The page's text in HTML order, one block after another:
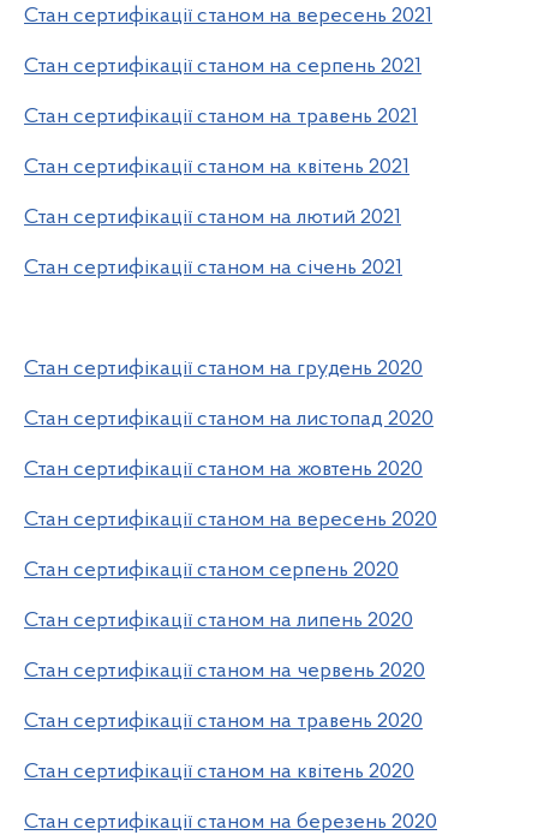
Стан сертифікації станом на вересень 2021
Стан сертифікації станом на серпень 2021
Стан сертифікації станом на травень 2021
Стан сертифікації станом на квітень 2021
Стан сертифікації станом на лютий 2021
Стан сертифікації станом на січень 2021
Стан сертифікації станом на грудень 2020
Стан сертифікації станом на листопад 2020
Стан сертифікації станом на жовтень 2020
Стан сертифікації станом на вересень 2020
Стан сертифікації станом серпень 2020
Стан сертифікації станом на липень 2020
Стан сертифікації станом на червень 2020
Стан сертифікації станом на травень 2020
Стан сертифікації станом на квітень 2020
Стан сертифікації станом на березень 2020